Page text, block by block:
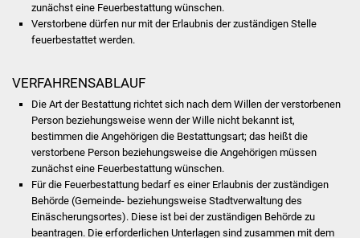
Jubiläumsjahr 2021
Schulentwicklung Bizet
Sanierung Hallenbad
Sanierung Bizethalle
zunächst eine Feuerbestattung wünschen.
Verstorbene dürfen nur mit der Erlaubnis der zuständigen Stelle
feuerbestattet werden.
VERFAHRENSABLAUF
Die Art der Bestattung richtet sich nach dem Willen der verstorbenen
Person beziehungsweise wenn der Wille nicht bekannt ist,
bestimmen die Angehörigen die Bestattungsart; das heißt die
verstorbene Person beziehungsweise die Angehörigen müssen
zunächst eine Feuerbestattung wünschen.
Für die Feuerbestattung bedarf es einer Erlaubnis der zuständigen
Behörde (Gemeinde- beziehungsweise Stadtverwaltung des
Einäscherungsortes). Diese ist bei der zuständigen Behörde zu
beantragen. Die erforderlichen Unterlagen sind zusammen mit dem